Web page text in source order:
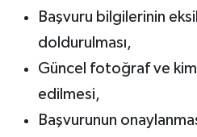
Başvuru bilgilerinin
doldurulması,
Güncel fotoğraf ve
edilmesi,
Başvurunun